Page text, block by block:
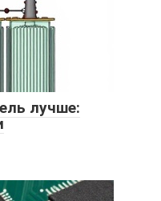
лучше: